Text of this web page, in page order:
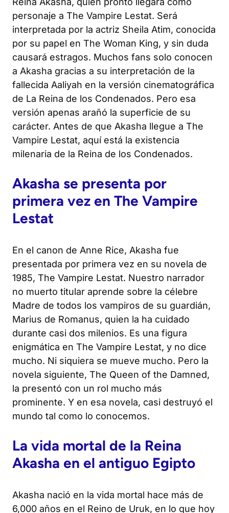
personaje a The Vampire Lestat. Será
interpretada por la actriz Sheila Atim, conocida
por su papel en The Woman King, y sin duda
causará estragos. Muchos fans solo conocen
a Akasha gracias a su interpretación de la
fallecida Aaliyah en la versión cinematográfica
de La Reina de los Condenados. Pero esa
versión apenas arañó la superficie de su
carácter. Antes de que Akasha llegue a The
Vampire Lestat, aquí está la existencia
milenaria de la Reina de los Condenados.
Akasha se presenta por
primera vez en The Vampire
Lestat
En el canon de Anne Rice, Akasha fue
presentada por primera vez en su novela de
1985, The Vampire Lestat. Nuestro narrador
no muerto titular aprende sobre la célebre
Madre de todos los vampiros de su guardián,
Marius de Romanus, quien la ha cuidado
durante casi dos milenios. Es una figura
enigmática en The Vampire Lestat, y no dice
mucho. Ni siquiera se mueve mucho. Pero la
novela siguiente, The Queen of the Damned,
la presentó con un rol mucho más
prominente. Y en esa novela, casi destruyó el
mundo tal como lo conocemos.
La vida mortal de la Reina
Akasha en el antiguo Egipto
Akasha nació en la vida mortal hace más de
6,000 años en el Reino de Uruk, en lo que hoy